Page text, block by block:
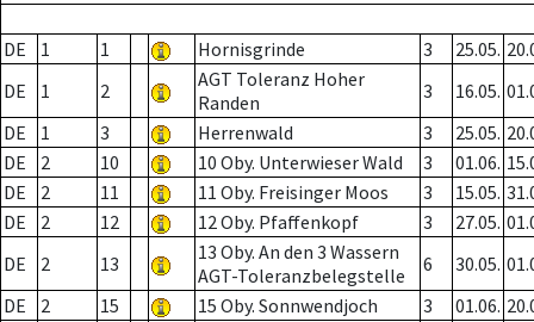
DE 1 1 Hornisgrinde 3 25.05.
DE
1 2
AGT Toleranz Hoher
Randen
3 16.05.
DE
1 3 Herrenwald 3 25.05.
DE
2 10 10 Oby. Unterwieser Wald 3 01.06.
DE
2 11 11 Oby. Freisinger Moos 3 15.05.
DE
2 12 12 Oby. Pfaffenkopf 3 27.05.
DE
2 13
13 Oby. An den 3 Wassern
AGT-Toleranzbelegstelle
6 30.05.
DE
2 15 15 Oby. Sonnwendjoch 3 01.06.